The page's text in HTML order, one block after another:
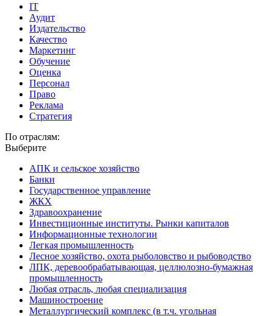
IT
Аудит
Издательство
Качество
Маркетинг
Обучение
Оценка
Персонал
Право
Реклама
Стратегия
По отраслям:
Выберите
АПК и сельское хозяйство
Банки
Государственное управление
ЖКХ
Здравоохранение
Инвестиционные институты. Рынки капиталов
Информационные технологии
Легкая промышленность
Лесное хозяйство, охота рыболовство и рыбоводство
ЛПК, деревообрабатывающая, целлюлозно-бумажная
промышленность
Любая отрасль, любая специализация
Машиностроение
Металлургический комплекс (в т.ч. угольная